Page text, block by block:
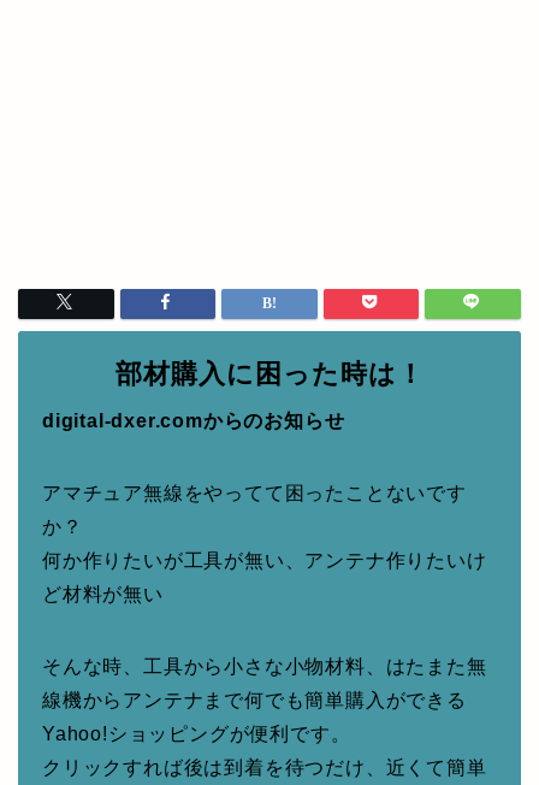
部材購入に困った時は！
digital-dxer.comからのお知らせ
アマチュア無線をやってて困ったことないです
か？
何か作りたいが工具が無い、アンテナ作りたいけ
ど材料が無い
そんな時、工具から小さな小物材料、はたまた無
線機からアンテナまで何でも簡単購入ができる
Yahoo!ショッピングが便利です。
クリックすれば後は到着を待つだけ、近くて簡単